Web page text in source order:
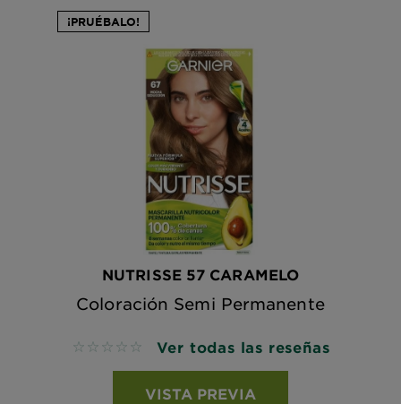
¡PRUÉBALO!
NUTRISSE 57 CARAMELO
Coloración Semi Permanente
No reviews Ver todas las reseñas
VISTA PREVIA